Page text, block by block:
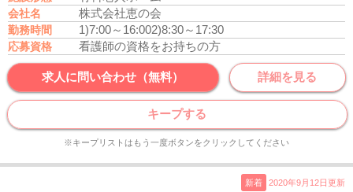
会社名 株式会社恵の会
勤務時間 1)7:00～16:002)8:30～17:30
応募資格 看護師の資格をお持ちの方
求人に問い合わせ（無料） 詳細を見る
キープする
※キープリストはもう一度ボタンをクリックしてください
新着 2020年9月12日更新